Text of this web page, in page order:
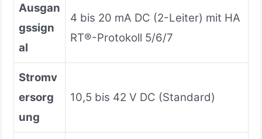
Ausgan
gssign
al
4 bis 20 mA DC (2-Leiter) mit HA
RT®-Protokoll 5/6/7
Stromv
ersorg
ung
10,5 bis 42 V DC (Standard)